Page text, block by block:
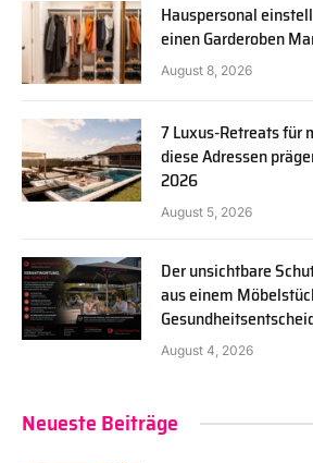
Hauspersonal
einen Garderoben
August 8, 2026
7 Luxus-Retreats für
diese Adressen
2026
August 5, 2026
Der unsichtbare
aus einem
August 4, 2026
Neueste Beiträge